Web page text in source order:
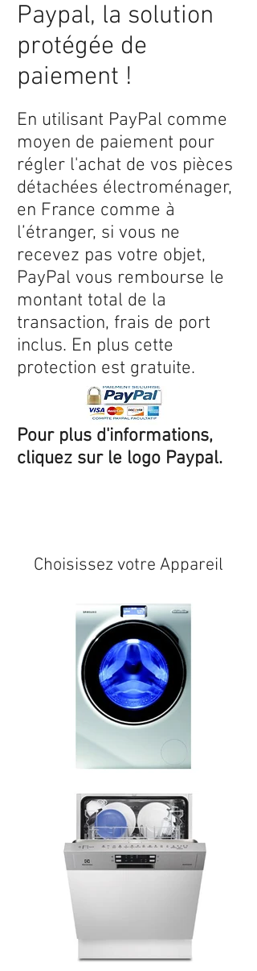
Paypal, la solution
protégée de
paiement !
En utilisant PayPal comme
moyen de paiement pour
régler l'achat de vos pièces
détachées électroménager,
en France comme à
l’étranger, si vous ne
recevez pas votre objet,
PayPal vous rembourse le
montant total de la
transaction, frais de port
inclus. En plus cette
protection est gratuite.
Pour plus d'informations,
cliquez sur le logo Paypal.
Choisissez votre Appareil